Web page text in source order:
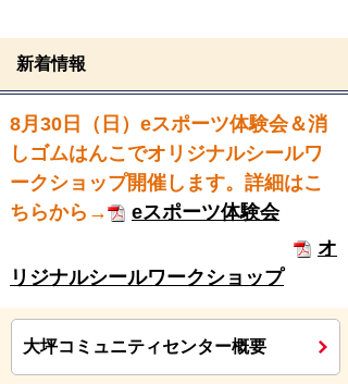
新着情報
8月30日（日） eスポーツ体験会＆消
しゴムはんこでオリジナルシールワ
ークショップ開催します。 詳細はこ
ちらから→
eスポーツ体験会
オ
リジナルシールワークショップ
大坪コミュニティセンター概要